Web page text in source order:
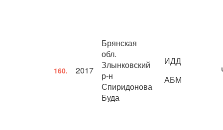
160. 2017
Брянская
обл.
Злынковский
р-н
Спиридонова
Буда
ИДД
АБМ